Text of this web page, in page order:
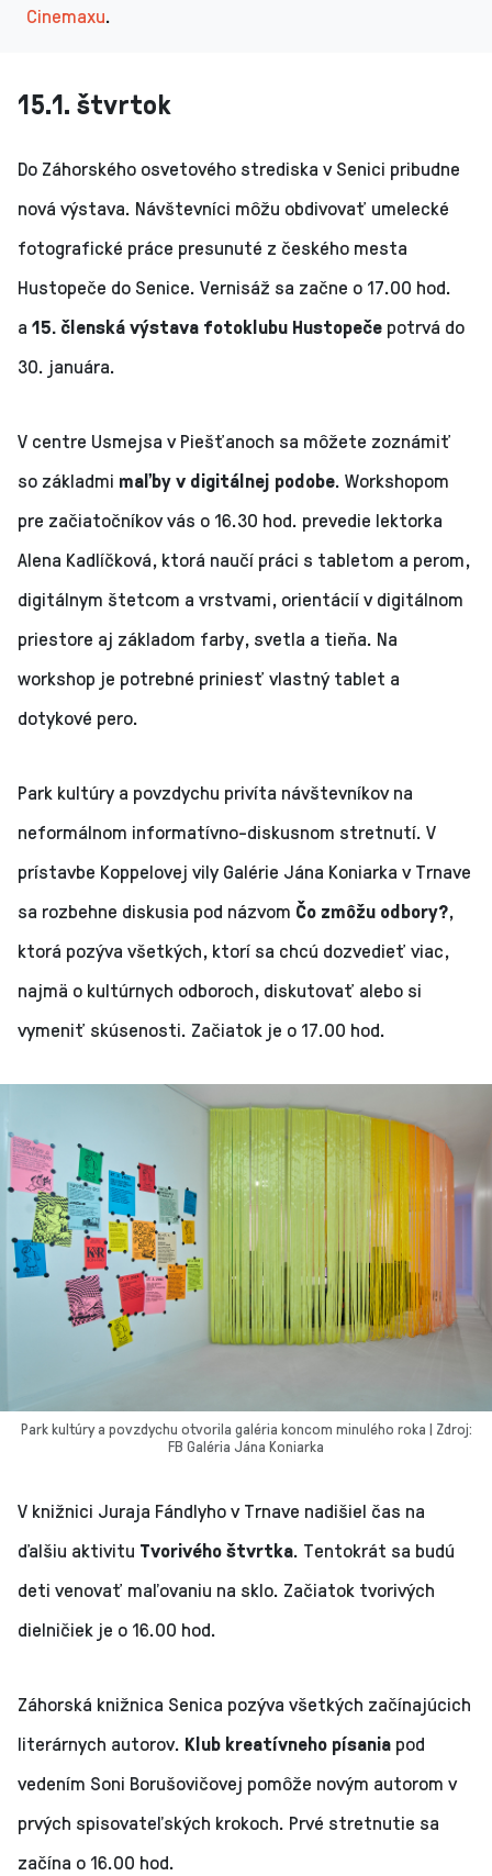
Cinemaxu.
15.1. štvrtok
Do Záhorského osvetového strediska v Senici pribudne
nová výstava. Návštevníci môžu obdivovať umelecké
fotografické práce presunuté z českého mesta
Hustopeče do Senice. Vernisáž sa začne o 17.00 hod.
a 15. členská výstava fotoklubu Hustopeče potrvá do
30. januára.
V centre Usmejsa v Piešťanoch sa môžete zoznámiť
so základmi maľby v digitálnej podobe. Workshopom
pre začiatočníkov vás o 16.30 hod. prevedie lektorka
Alena Kadlíčková, ktorá naučí práci s tabletom a perom,
digitálnym štetcom a vrstvami, orientácií v digitálnom
priestore aj základom farby, svetla a tieňa. Na
workshop je potrebné priniesť vlastný tablet a
dotykové pero.
Park kultúry a povzdychu privíta návštevníkov na
neformálnom informatívno-diskusnom stretnutí. V
prístavbe Koppelovej vily Galérie Jána Koniarka v Trnave
sa rozbehne diskusia pod názvom Čo zmôžu odbory?,
ktorá pozýva všetkých, ktorí sa chcú dozvedieť viac,
najmä o kultúrnych odboroch, diskutovať alebo si
vymeniť skúsenosti. Začiatok je o 17.00 hod.
Park kultúry a povzdychu otvorila galéria koncom minulého roka | Zdroj:
FB Galéria Jána Koniarka
V knižnici Juraja Fándlyho v Trnave nadišiel čas na
ďalšiu aktivitu Tvorivého štvrtka. Tentokrát sa budú
deti venovať maľovaniu na sklo. Začiatok tvorivých
dielničiek je o 16.00 hod.
Záhorská knižnica Senica pozýva všetkých začínajúcich
literárnych autorov. Klub kreatívneho písania pod
vedením Soni Borušovičovej pomôže novým autorom v
prvých spisovateľských krokoch. Prvé stretnutie sa
začína o 16.00 hod.